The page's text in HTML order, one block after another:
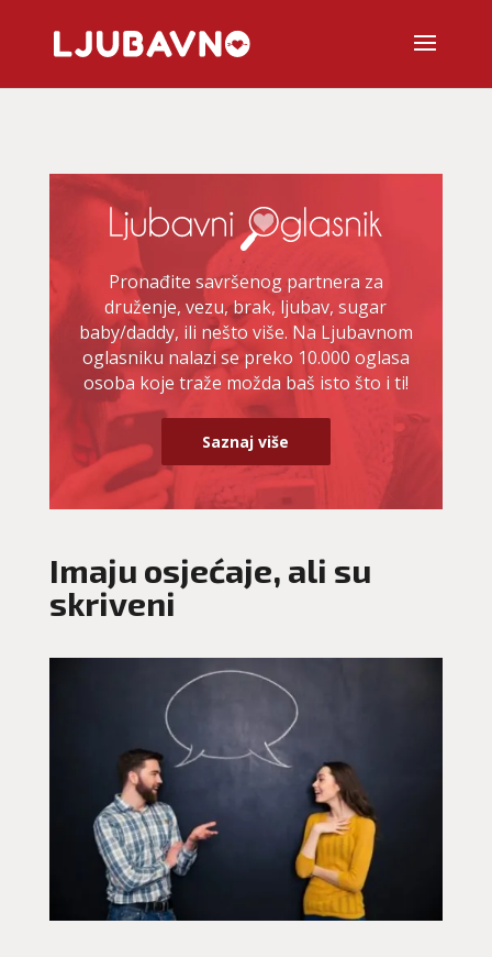
Pronađite savršenog partnera za
druženje, vezu, brak, ljubav, sugar
baby/daddy, ili nešto više. Na Ljubavnom
oglasniku nalazi se preko 10.000 oglasa
osoba koje traže možda baš isto što i ti!
Saznaj više
Imaju osjećaje, ali su
skriveni